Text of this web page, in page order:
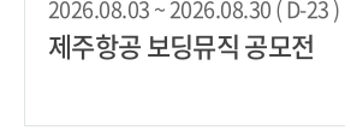
2026.08.03 ~ 2026.08.30 ( D-23 )
제주항공 보딩뮤직 공모전